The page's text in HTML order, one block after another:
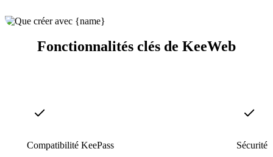
Fonctionnalités clés de KeeWeb
Compatibilité KeePass Sécurité